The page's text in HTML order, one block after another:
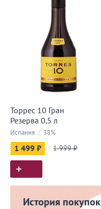
Торрес 10 Гран
Резерва 0,5 л
Испания / 38%
1 499 ₽ 1 999 ₽
История покупок